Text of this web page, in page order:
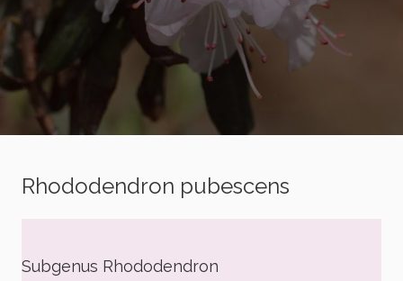
Rhododendron pubescens
Subgenus Rhododendron